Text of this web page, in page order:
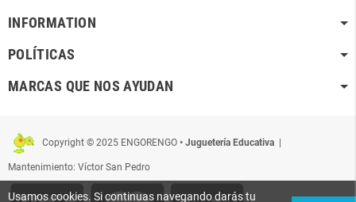
INFORMATION
POLÍTICAS
MARCAS QUE NOS AYUDAN
Copyright © 2025 ENGORENGO • Juguetería Educativa
Mantenimiento: Víctor San Pedro
Usamos cookies. Si continuas navegando darás tu